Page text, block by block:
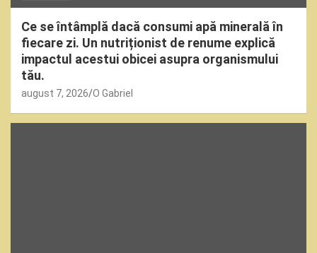
Ce se întâmplă dacă consumi apă minerală în
fiecare zi. Un nutriționist de renume explică
impactul acestui obicei asupra organismului
tău.
august 7, 2026 O Gabriel